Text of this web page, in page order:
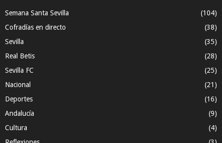
Semana Santa Sevilla
(104)
Cofradías en directo
(38)
Sevilla
(35)
Real Betis
(28)
Sevilla FC
(25)
Nacional
(21)
Deportes
(16)
Andalucía
(9)
Cultura
(4)